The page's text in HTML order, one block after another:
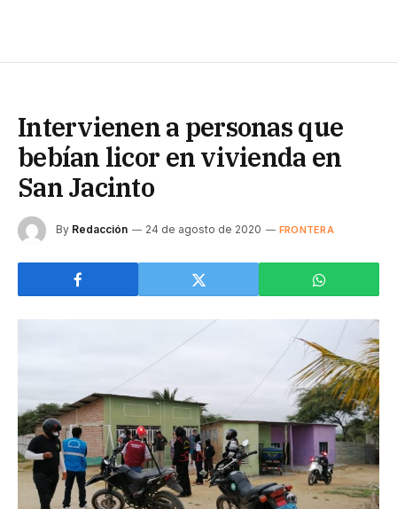
Intervienen a personas que
bebían licor en vivienda en
San Jacinto
By Redacción 24 de agosto de 2020 FRONTERA